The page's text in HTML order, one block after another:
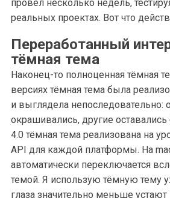
провёл несколько недель,
реальных проектах. Вот что
Переработанный
тёмная тема
Наконец-то полноценная тёмная
версиях тёмная тема была
и выглядела непоследовательно:
окрашивались, другие
4.0 тёмная тема реализована на
API для каждой платформы. На
автоматически переключается
темой. Я использую тёмную тему
глаза значительно меньше устают